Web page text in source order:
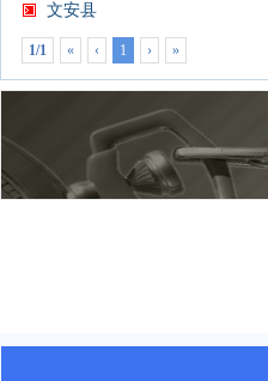
文安县
1/1 « ‹ 1 › »